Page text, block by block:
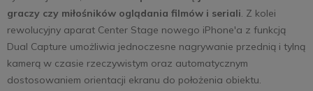
graczy czy miłośników oglądania filmów i seriali. Z kolei
rewolucyjny aparat Center Stage nowego iPhone'a z funkcją
Dual Capture umożliwia jednoczesne nagrywanie przednią i tylną
kamerą w czasie rzeczywistym oraz automatycznym
dostosowaniem orientacji ekranu do położenia obiektu.